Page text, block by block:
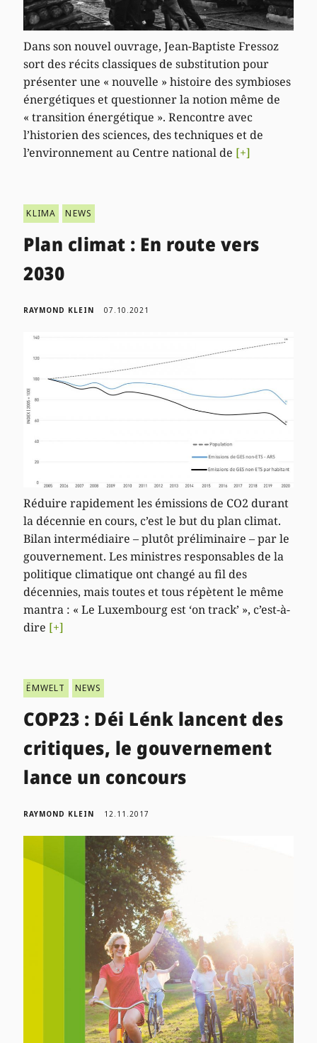
Dans son nouvel ouvrage, Jean-Baptiste Fressoz
sort des récits classiques de substitution pour
présenter une « nouvelle » histoire des symbioses
énergétiques et questionner la notion même de
« transition énergétique ». Rencontre avec
l’historien des sciences, des techniques et de
l’environnement au Centre national de [+]
KLIMA NEWS
Plan climat : En route vers
2030
RAYMOND KLEIN 07.10.2021
Réduire rapidement les émissions de CO2 durant
la décennie en cours, c’est le but du plan climat.
Bilan intermédiaire – plutôt préliminaire – par le
gouvernement. Les ministres responsables de la
politique climatique ont changé au fil des
décennies, mais toutes et tous répètent le même
mantra : « Le Luxembourg est ‘on track’ », c’est-à-
dire [+]
ËMWELT NEWS
COP23 : Déi Lénk lancent des
critiques, le gouvernement
lance un concours
RAYMOND KLEIN 12.11.2017